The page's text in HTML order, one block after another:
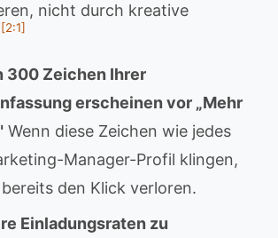
nicht durch kreative
[2:1]
300 Zeichen Ihrer
erscheinen vor „Mehr
Wenn diese Zeichen wie jedes
Manager-Profil klingen,
den Klick verloren.
Einladungsraten zu